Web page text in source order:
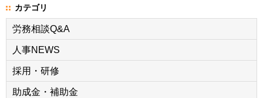
カテゴリ
労務相談Q&A
人事NEWS
採用・研修
助成金・補助金